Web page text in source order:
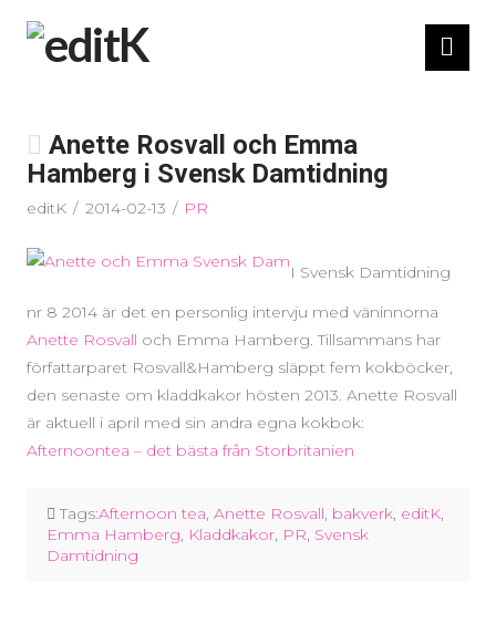
Anette Rosvall och Emma
Hamberg i Svensk Damtidning
editK 2014-02-13 PR
I Svensk Damtidning
nr 8 2014 är det en personlig intervju med väninnorna
Anette Rosvall och Emma Hamberg. Tillsammans har
författarparet Rosvall&Hamberg släppt fem kokböcker,
den senaste om kladdkakor hösten 2013. Anette Rosvall
är aktuell i april med sin andra egna kokbok:
Afternoontea – det bästa från Storbritanien
Tags:Afternoon tea, Anette Rosvall, bakverk, editK,
Emma Hamberg, Kladdkakor, PR, Svensk
Damtidning